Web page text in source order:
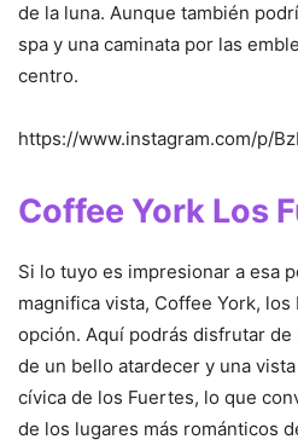
de la luna. Aunque también
spa y una caminata por las
centro.
https://www.instagram.com/p/
Coffee York Los
Si lo tuyo es impresionar a esa
magnifica vista, Coffee York,
opción. Aquí podrás disfrutar de
de un bello atardecer y una
cívica de los Fuertes, lo que
de los lugares más románticos